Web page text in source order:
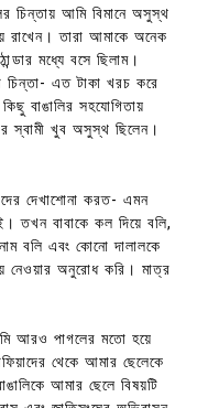
চিন্তায় আমি বিমানে অসুস্থ
রাখেন। তারা আমাকে অনেক
মধ্যে বসে ছিলাম।
চিন্তা- এত টাকা খরচ করে
বাঙালির সহযোগিতায়
স্বামী খুব অসুস্থ ছিলেন।
দেখাশোনা করত- এমন
তখন বাবাকে কল দিয়ে বলি,
বলি এবং কোনো দালালকে
নেওয়ার অনুরোধ করি। মাত্র
আরও পাগলের মতো হয়ে
থেকে আমার ছেলেকে
আমার ছেলে বিষয়টি